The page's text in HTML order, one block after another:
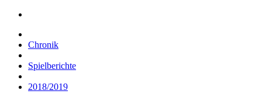
Chronik
Spielberichte
2018/2019